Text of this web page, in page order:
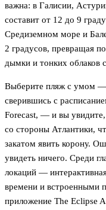
важна: в Галисии,
составит от 12 до 9
Средиземном море и
2 градусов, превращая
дымки и тонких облаков
Выберите пляж с умом —
сверившись с
Forecast, — и вы увидите,
со стороны Атлантики,
закатом явить корону.
увидеть ничего. Среди
локаций —
времени и встроенными
приложение The Eclipse